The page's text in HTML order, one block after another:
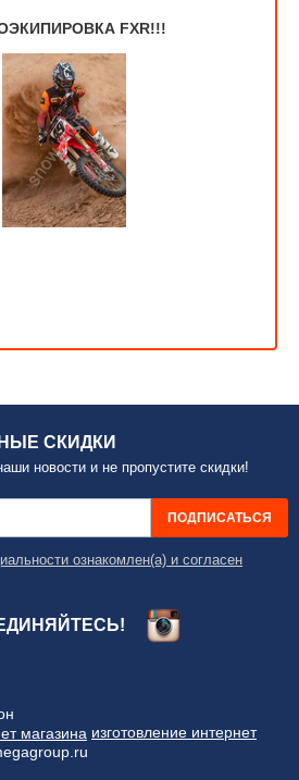
FXR!!!
СКИДКИ
новости и не пропустите скидки!
ознакомлен(а) и согласен
ПОДПИСАТЬСЯ
изготовление интернет